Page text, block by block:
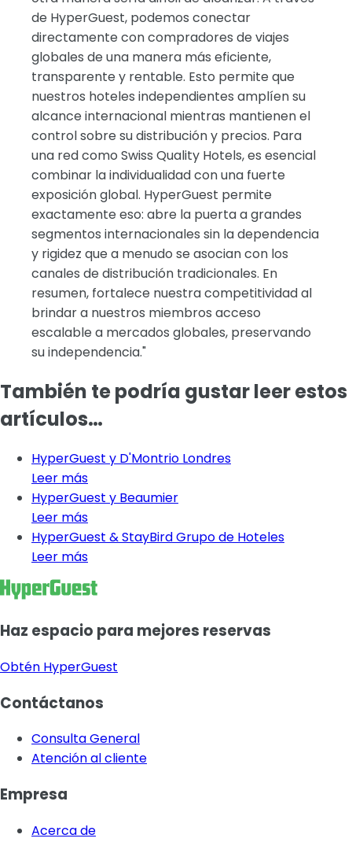
de HyperGuest, podemos conectar
directamente con compradores de viajes
globales de una manera más eficiente,
transparente y rentable. Esto permite que
nuestros hoteles independientes amplíen su
alcance internacional mientras mantienen el
control sobre su distribución y precios. Para
una red como Swiss Quality Hotels, es esencial
combinar la individualidad con una fuerte
exposición global. HyperGuest permite
exactamente eso: abre la puerta a grandes
segmentos internacionales sin la dependencia
y rigidez que a menudo se asocian con los
canales de distribución tradicionales. En
resumen, fortalece nuestra competitividad al
brindar a nuestros miembros acceso
escalable a mercados globales, preservando
su independencia."
También te podría gustar leer estos
artículos…
HyperGuest y D'Montrio Londres
Leer más
HyperGuest y Beaumier
Leer más
HyperGuest & StayBird Grupo de Hoteles
Leer más
Haz espacio para mejores reservas
Obtén HyperGuest
Contáctanos
Consulta General
Atención al cliente
Empresa
Acerca de